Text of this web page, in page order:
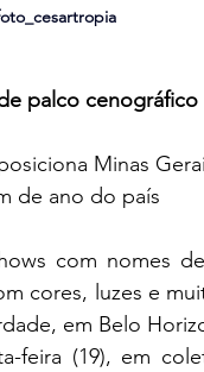
palco
Minas
de ano do país
com nomes
cores, luzes e
em Belo
feira (19), em